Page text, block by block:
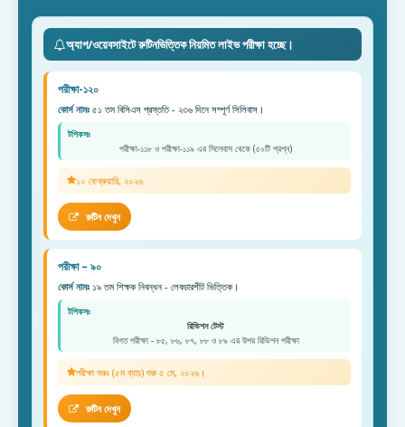
অ্যাপ/ওয়েবসাইটে রুটিনভিত্তিক নিয়মিত লাইভ পরীক্ষা হচ্ছে।
পরীক্ষা-১২০
কোর্স নামঃ ৫১ তম বিসিএস প্রস্ততি - ২৩৬ দিনে সম্পূর্ণ সিলিবাস।
টপিকসঃ
পরীক্ষা-১১৮ ও পরীক্ষা-১১৯ এর সিলেবাস থেকে (৫০টি প্রশ্ন)
১০ ফেব্রুয়ারি, ২০২৬
রুটিন দেখুন
পরীক্ষা – ৯০
কোর্স নামঃ ১৯ তম শিক্ষক নিবন্ধন - লেকচারশীট ভিত্তিক।
টপিকসঃ
রিভিশন টেস্ট
বিগত পরীক্ষা - ৮৫, ৮৬, ৮৭, ৮৮ ও ৮৯ এর উপর রিভিশন পরীক্ষা
পরীক্ষা শুরুঃ (৫ম ব্যাচ) শুরু ৫ মে, ২০২৬।
রুটিন দেখুন